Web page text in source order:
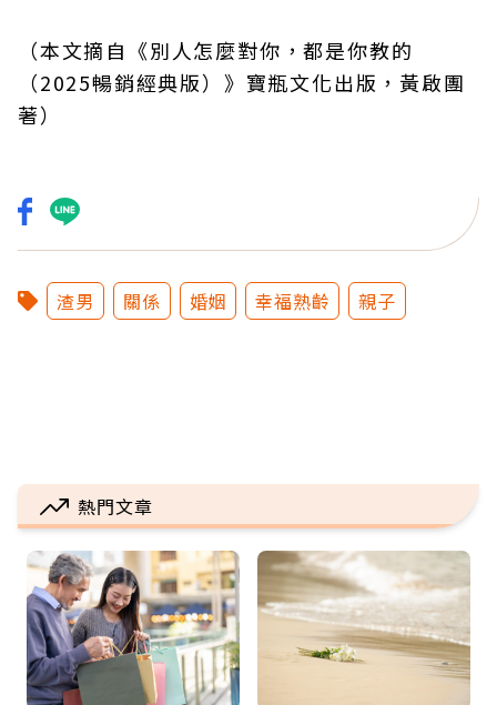
（本文摘自 《別人怎麼對你，都是你教的
（2025暢銷經典版）》寶瓶文化出版，黃啟團
著）
渣男 關係 婚姻 幸福熟齡 親子
熱門文章